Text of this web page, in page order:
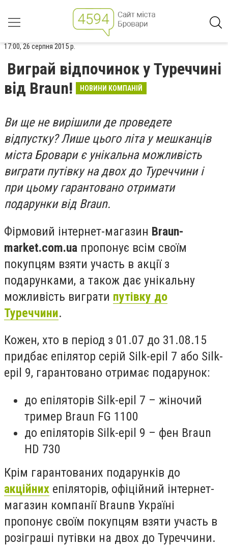
17:00, 26 серпня 2015 р.
Виграй відпочинок у Туреччині
від Braun!
НОВИНИ КОМПАНІЙ
Ви ще не вирішили де проведете
відпустку? Лише цього літа у мешканців
міста Бровари є унікальна можливість
виграти путівку на двох до Туреччини і
при цьому гарантовано отримати
подарунки від Braun.
Фірмовий інтернет-магазин Braun-
market.com.ua пропонує всім своїм
покупцям взяти участь в акції з
подарунками, а також дає унікальну
можливість виграти путівку до
Туреччини.
Кожен, хто в період з 01.07 до 31.08.15
придбає епілятор серій Silk-epil 7 або Silk-
epil 9, гарантовано отримає подарунок:
до епіляторів Silk-epil 7 – жіночий
тример Braun FG 1100
до епіляторів Silk-epil 9 – фен Braun
HD 730
Крім гарантованих подарунків до
акційних епіляторів, офіційний інтернет-
магазин компанії Braunв Україні
пропонує своїм покупцям взяти участь в
розіграші путівки на двох до Туреччини.